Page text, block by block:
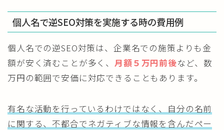
個人名で逆SEO対策を実施する時の費用例
個人名での逆SEO対策は、企業名での施策よりも金
額が安く済むことが多く、 月額５万円前後など、数
万円の範囲で安価に対応できることもあります。
有名な活動を行っているわけではなく、自分の名前
に関する、不都合でネガティブな情報を含んだペー